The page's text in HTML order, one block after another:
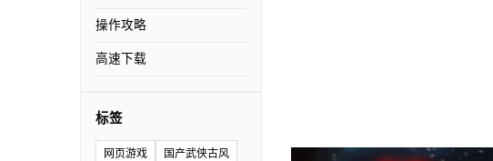
操作攻略
高速下载
标签
网页游戏
国产武侠古风